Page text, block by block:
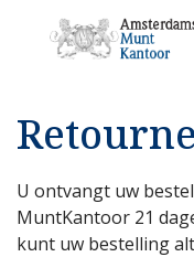
U ontvangt uw
MuntKantoor 21
kunt uw bestelling